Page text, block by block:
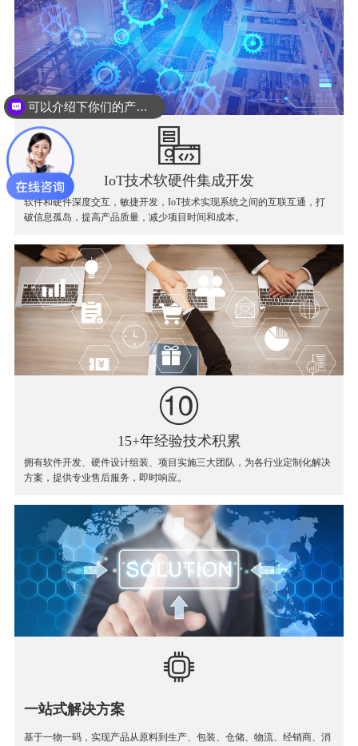
IoT技术软硬件集成开发
软件和硬件深度交互，敏捷开发，IoT技术实现系统之间的互联互通，打
破信息孤岛，提高产品质量，减少项目时间和成本。
15+年经验技术积累
拥有软件开发、硬件设计组装、项目实施三大团队，为各行业定制化解决
方案，提供专业售后服务，即时响应。
一站式解决方案
基于一物一码，实现产品从原料到生产、包装、仓储、物流、经销商、消
可以介绍下你们的产品么？
你们是怎么收费的呢？